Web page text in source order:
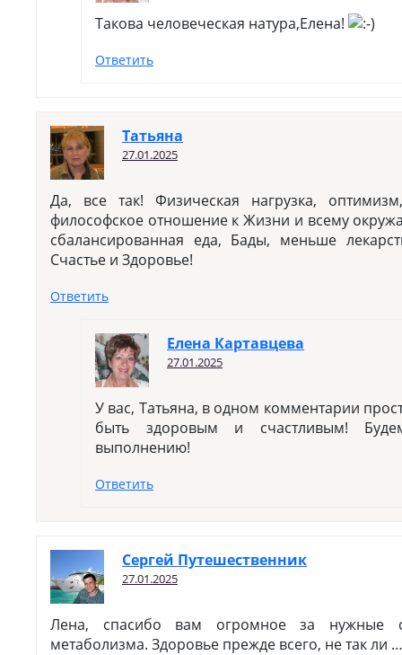
Такова человеческая натура,Елена!
Ответить
Татьяна
27.01.2025
Да, все так! Физическая нагрузка,
философское отношение к Жизни и всему
сбалансированная еда, Бады, меньше
Счастье и Здоровье!
Ответить
Елена Картавцева
27.01.2025
У вас, Татьяна, в одном комментарии
быть здоровым и счастливым!
выполнению!
Ответить
Сергей Путешественник
27.01.2025
Лена, спасибо вам огромное за нужные
метаболизма. Здоровье прежде всего, не так ли …